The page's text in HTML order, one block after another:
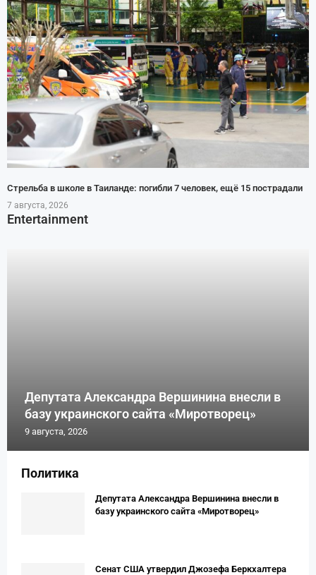
Стрельба в школе в Таиланде: погибли 7 человек, ещё 15 пострадали
7 августа, 2026
Entertainment
Депутата Александра Вершинина внесли в
базу украинского сайта «Миротворец»
9 августа, 2026
Политика
Депутата Александра Вершинина внесли в
базу украинского сайта «Миротворец»
Сенат США утвердил Джозефа Беркхалтера